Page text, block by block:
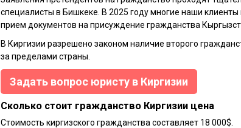
специалисты в Бишкеке. В 2025 году многие наши
прием документов на присуждение гражданства
В Киргизии разрешено законом наличие второго
за пределами страны.
Задать вопрос юристу в Киргизии
Сколько стоит гражданство Киргизии цена
Стоимость киргизского гражданства составляет 18 000$.